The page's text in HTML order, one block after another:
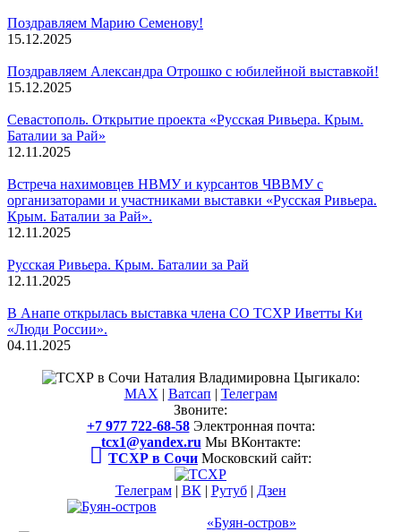
Поздравляем Марию Семенову!
15.12.2025
Поздравляем Александра Отрошко с юбилейной выставкой!
15.12.2025
Севастополь. Открытие проекта «Русская Ривьера. Крым.
Баталии за Рай»
12.11.2025
Встреча нахимовцев НВМУ и курсантов ЧВВМУ с
организаторами и участниками выставки «Русская Ривьера.
Крым. Баталии за Рай».
12.11.2025
Русская Ривьера. Крым. Баталии за Рай
12.11.2025
В Анапе открылась выставка члена СО ТСХР Иветты Ки
«Люди России».
04.11.2025
Наталия Владимировна Цыгикало:
MAX | Ватсап | Телеграм
Звоните:
+7 977 722-68-58 Электронная почта:
tcx1@yandex.ru Мы ВКонтакте:
ТСХР в Сочи Московский сайт:
Телеграм| ВК| Рутуб| Дзен
«Буян-остров»